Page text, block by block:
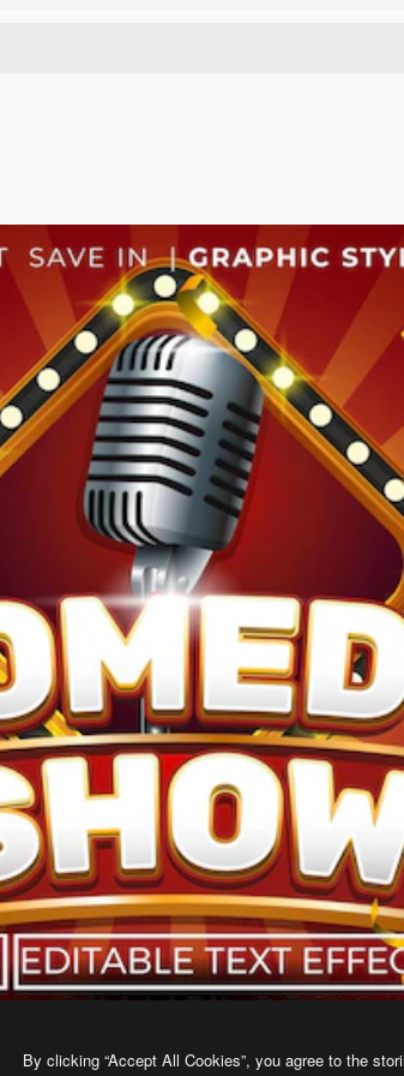
By clicking “Accept All Cookies”, you agree to the